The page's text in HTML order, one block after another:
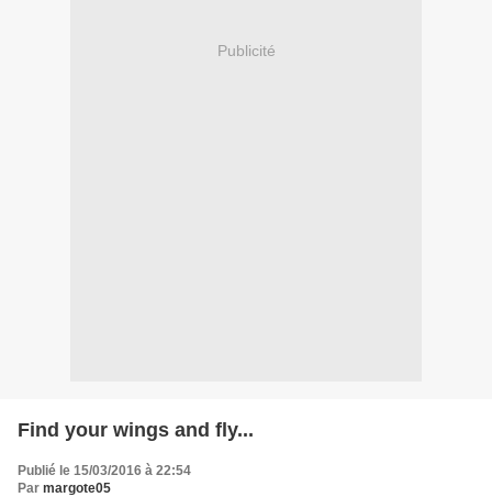
Publicité
Find your wings and fly...
Publié le 15/03/2016 à 22:54
Par margote05